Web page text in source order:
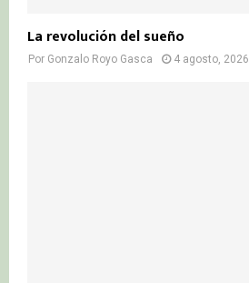
La revolución del sueño
Por Gonzalo Royo Gasca 4 agosto, 2026